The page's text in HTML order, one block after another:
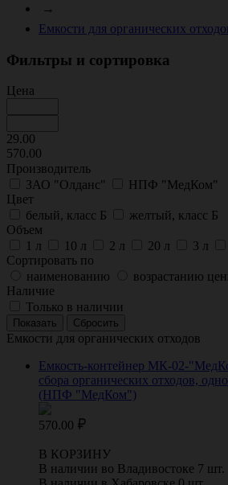
→
Емкости для органических
Фильтры и сортировка
Цена
29.00
570.00
Производитель
ЗАО "Олданс"
НПФ "МедКом"
Цвет
белый, класс Б
желтый, класс Б
Объем
1 л
10 л 2 л 20 л 3 л
Сортировать по
наименованию
возрастанию
Наличие
Только в наличии
Емкости для органических отходов
Емкость-контейнер МК-02-
сбора органических отходов,
(НПФ "МедКом")
570.00
В КОРЗИНУ
В наличии во Владивостоке 7 шт.